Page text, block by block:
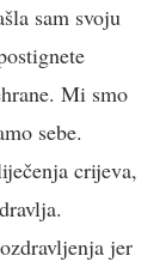
sam svoju
Mi smo
sebe.
crijeva,
jer